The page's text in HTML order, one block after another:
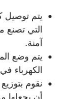
يتم توصيل
التي تصنع
آمنة.
يتم وضع
الكهرباء
نقوم
أن يجعلها